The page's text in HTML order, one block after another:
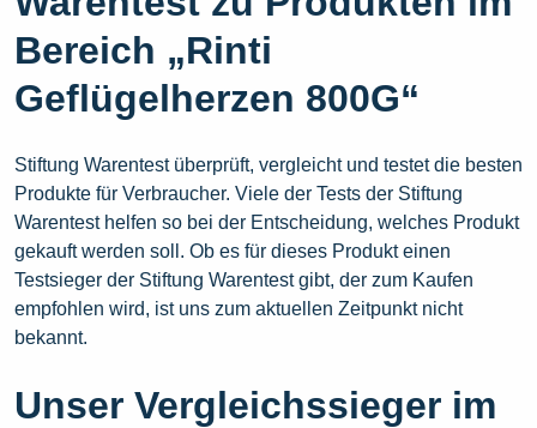
Bereich „Rinti
Geflügelherzen 800G“
Stiftung Warentest überprüft, vergleicht und testet die besten
Produkte für Verbraucher. Viele der Tests der Stiftung
Warentest helfen so bei der Entscheidung, welches Produkt
gekauft werden soll. Ob es für dieses Produkt einen
Testsieger der Stiftung Warentest gibt, der zum Kaufen
empfohlen wird, ist uns zum aktuellen Zeitpunkt nicht
bekannt.
Unser Vergleichssieger im